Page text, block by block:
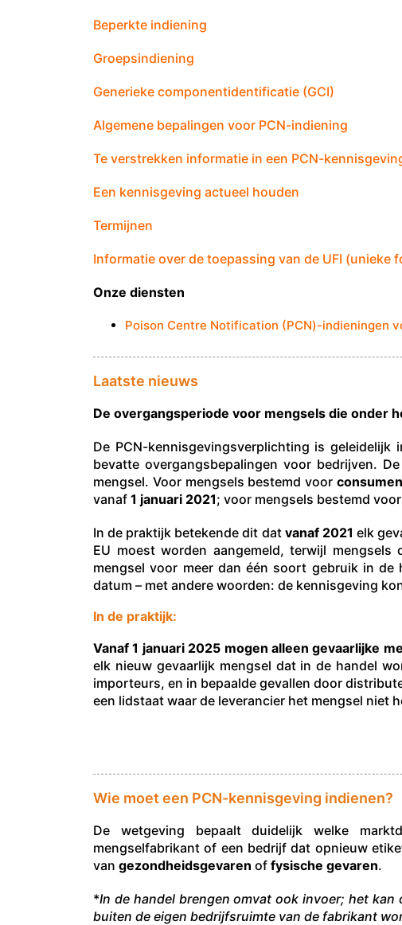
Beperkte indiening
Groepsindiening
Generieke componentidentificatie (GCI)
Algemene bepalingen voor PCN-indiening
Te verstrekken informatie in een PCN-
Een kennisgeving actueel houden
Termijnen
Informatie over de toepassing van de UFI (unieke
Onze diensten
Poison Centre Notification (PCN)-indieningen
Laatste nieuws
De overgangsperiode voor mengsels die onder
De PCN-kennisgevingsverplichting is
bevatte overgangsbepalingen voor bedrijven.
mengsel. Voor mengsels bestemd voor
vanaf 1 januari 2021; voor mengsels bestemd voor
In de praktijk betekende dit dat vanaf 2021 elk
EU moest worden aangemeld, terwijl
mengsel voor meer dan één soort gebruik in
datum – met andere woorden: de kennisgeving
In de praktijk:
Vanaf 1 januari 2025 mogen alleen gevaarlijke
elk nieuw gevaarlijk mengsel dat in de handel
importeurs, en in bepaalde gevallen door
een lidstaat waar de leverancier het mengsel niet
Wie moet een PCN-kennisgeving indienen?
De wetgeving bepaalt duidelijk welke
mengselfabrikant of een bedrijf dat opnieuw
van gezondheidsgevaren of fysische gevaren.
*In de handel brengen omvat ook invoer; het
buiten de eigen bedrijfsruimte van de fabrikant